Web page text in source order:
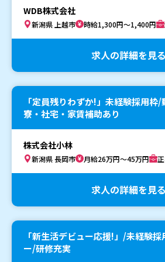
WDB株式会社
新潟県 上越市 時給1,300円～1,400円
求人の詳細を見る
「定員残りわずか!」未経験採用枠
寮・社宅・家賃補助あり
株式会社小林
新潟県 長岡市 月給26万円～45万円
求人の詳細を見る
「新生活デビュー応援!」/未経験
ー/研修充実